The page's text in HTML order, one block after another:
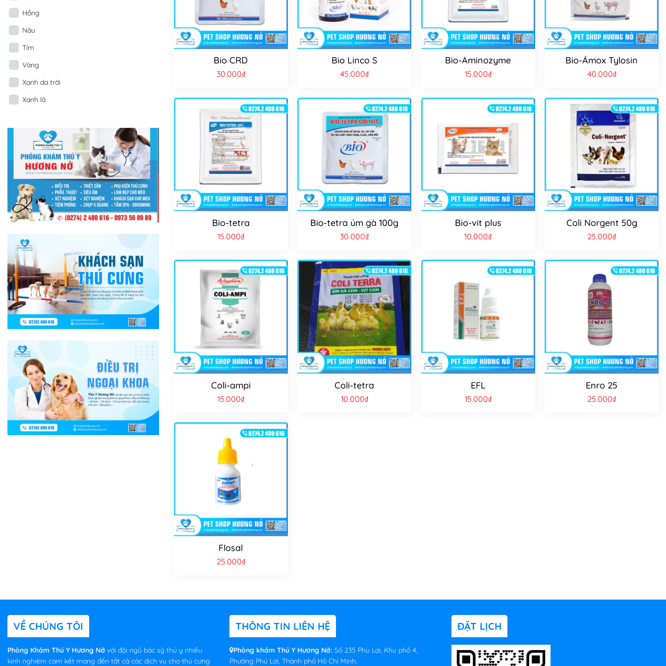
Hồng
Nâu
Tím
Vàng
Xanh da trời
Xanh lá
Bio CRD
30.000₫
Bio Linco S
45.000₫
Bio-Aminozyme
15.000₫
Bio-Ámox Tylosin
40.000₫
Bio-tetra
15.000₫
Bio-tetra úm gà 100g
30.000₫
Bio-vit plus
10.000₫
Coli Norgent 50g
25.000₫
Coli-ampi
15.000₫
Coli-tetra
10.000₫
EFL
15.000₫
Enro 25
25.000₫
Flosal
25.000₫
VỀ CHÚNG TÔI
Phòng Khám Thú Y Hương Nở với đội ngũ bác sỹ thú y nhiều
kinh nghiệm cam kết mang đến tất cả các dịch vụ cho thú cưng
THÔNG TIN LIÊN HỆ
Phòng khám Thú Y Hương Nở: Số 235 Phú Lợi, Khu phố 4,
Phường Phú Lợi, Thành phố Hồ Chí Minh.
ĐẶT LỊCH